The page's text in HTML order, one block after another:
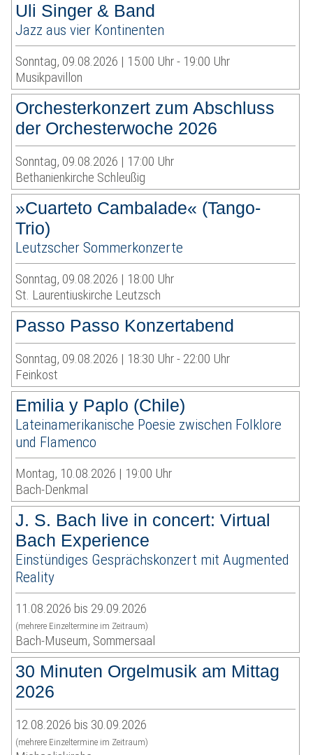
Uli Singer & Band
Jazz aus vier Kontinenten
Sonntag, 09.08.2026 | 15:00 Uhr - 19:00 Uhr
Musikpavillon
Orchesterkonzert zum Abschluss
der Orchesterwoche 2026
Sonntag, 09.08.2026 | 17:00 Uhr
Bethanienkirche Schleußig
»Cuarteto Cambalade« (Tango-
Trio)
Leutzscher Sommerkonzerte
Sonntag, 09.08.2026 | 18:00 Uhr
St. Laurentiuskirche Leutzsch
Passo Passo Konzertabend
Sonntag, 09.08.2026 | 18:30 Uhr - 22:00 Uhr
Feinkost
Emilia y Paplo (Chile)
Lateinamerikanische Poesie zwischen Folklore
und Flamenco
Montag, 10.08.2026 | 19:00 Uhr
Bach-Denkmal
J. S. Bach live in concert: Virtual
Bach Experience
Einstündiges Gesprächskonzert mit Augmented
Reality
11.08.2026 bis 29.09.2026
(mehrere Einzeltermine im Zeitraum)
Bach-Museum, Sommersaal
30 Minuten Orgelmusik am Mittag
2026
12.08.2026 bis 30.09.2026
(mehrere Einzeltermine im Zeitraum)